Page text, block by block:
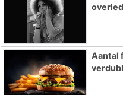
Aantal